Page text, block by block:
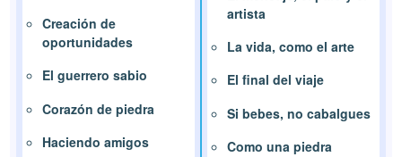
Creación de
oportunidades
El guerrero sabio
Corazón de piedra
Haciendo amigos
artista
La vida, como el arte
El final del viaje
Si bebes, no cabalgues
Como una piedra